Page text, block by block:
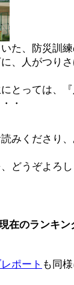
た、防災訓
、人がつり
とっては、
・
みくださり
どうぞよろ
在のランキ
ポート も同